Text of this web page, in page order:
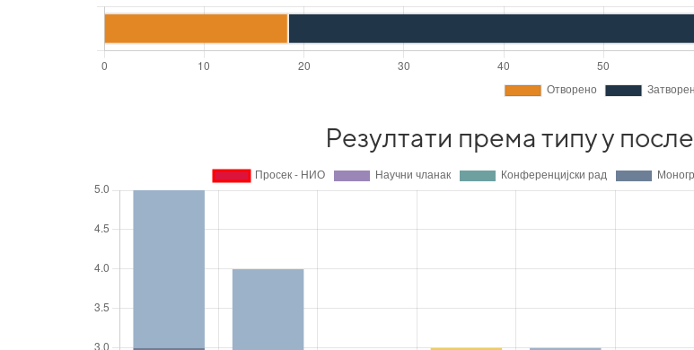
Резултати према типу у